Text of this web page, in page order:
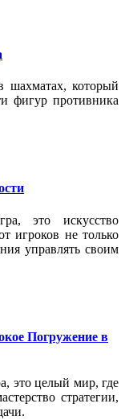
шахматах, который
фигур противника
это искусство
игроков не только
управлять своим
Погружение в
это целый мир, где
стратегии,